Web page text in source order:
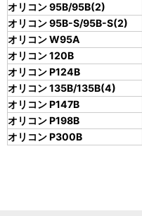
オリコン 95B/95B(2)
オリコン 95B-S/95B-S(2)
オリコン W95A
オリコン 120B
オリコン P124B
オリコン 135B/135B(4)
オリコン P147B
オリコン P198B
オリコン P300B